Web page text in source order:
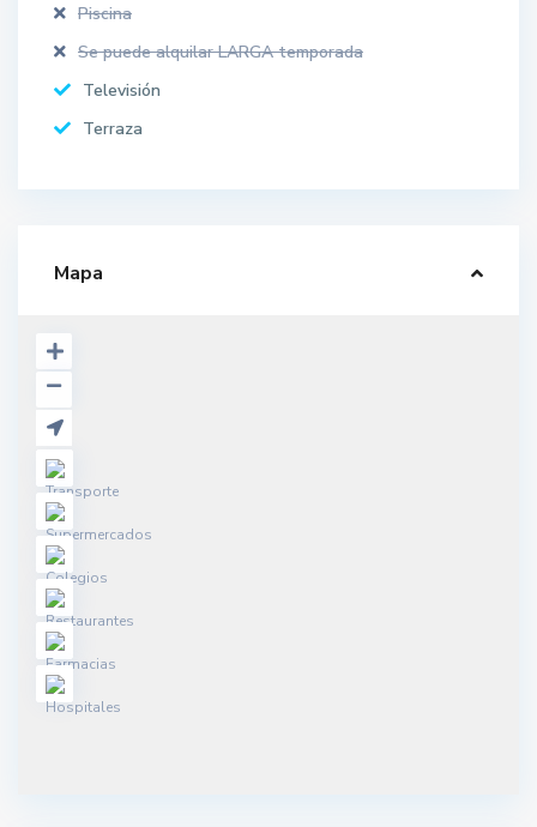
Piscina
Se puede alquilar LARGA temporada
Televisión
Terraza
Mapa